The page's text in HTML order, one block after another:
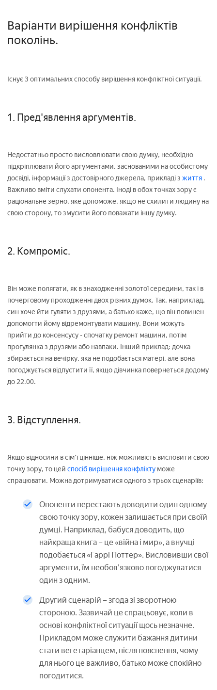
Варіанти вирішення конфліктів
поколінь.
Існує 3 оптимальних способу вирішення конфліктної ситуації.
1. Пред'явлення аргументів.
Недостатньо просто висловлювати свою думку, необхідно
підкріплювати його аргументами, заснованими на особистому
досвіді, інформації з достовірного джерела, прикладі з життя .
Важливо вміти слухати опонента. Іноді в обох точках зору є
раціональне зерно, яке допоможе, якщо не схилити людину на
свою сторону, то змусити його поважати іншу думку.
2. Компроміс.
Він може полягати, як в знаходженні золотої середини, так і в
почерговому проходженні двох різних думок. Так, наприклад,
син хоче йти гуляти з друзями, а батько каже, що він повинен
допомогти йому відремонтувати машину. Вони можуть
прийти до консенсусу - спочатку ремонт машини, потім
прогулянка з друзями або навпаки. Інший приклад: дочка
збирається на вечірку, яка не подобається матері, але вона
погоджується відпустити її, якщо дівчинка повернеться додому
до 22.00.
3. Відступлення.
Якщо відносини в сім'ї цінніше, ніж можливість висловити свою
точку зору, то цей спосіб вирішення конфлікту може
спрацювати. Можна дотримуватися одного з трьох сценаріїв:
Опоненти перестають доводити один одному
свою точку зору, кожен залишається при своїй
думці. Наприклад, бабуся доводить, що
найкраща книга – це «війна і мир», а внучці
подобається «Гаррі Поттер». Висловивши свої
аргументи, їм необов'язково погоджуватися
один з одним.
Другий сценарій – згода зі зворотною
стороною. Зазвичай це спрацьовує, коли в
основі конфліктної ситуації щось незначне.
Прикладом може служити бажання дитини
стати вегетаріанцем, після пояснення, чому
для нього це важливо, батько може спокійно
погодитися.